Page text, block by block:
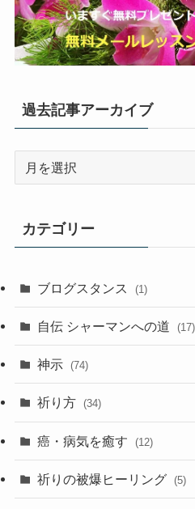
過去記事アーカイブ
ア
カ
ブ
カテゴリー
ブログスタンス (1)
自伝 シャーマンへの道 (17)
神示 (74)
祈り方 (34)
癌・病気を癒す (12)
祈りの被爆ヒーリング (5)